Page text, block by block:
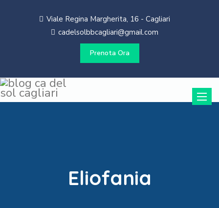
Viale Regina Margherita, 16 - Cagliari
cadelsolbbcagliari@gmail.com
Prenota Ora
Toggle
Eliofania